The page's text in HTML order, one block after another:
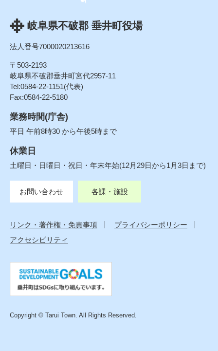
岐阜県不破郡 垂井町役場
法人番号7000020213616
〒503-2193
岐阜県不破郡垂井町宮代2957-11
Tel:0584-22-1151(代表)
Fax:0584-22-5180
業務時間(庁舎)
平日 午前8時30 から午後5時まで
休業日
土曜日・日曜日・祝日・年末年始(12月29日から1月3日まで)
お問い合わせ 各課・施設
リンク・著作権・免責事項
プライバシーポリシー
アクセシビリティ
Copyright © Tarui Town. All Rights Reserved.